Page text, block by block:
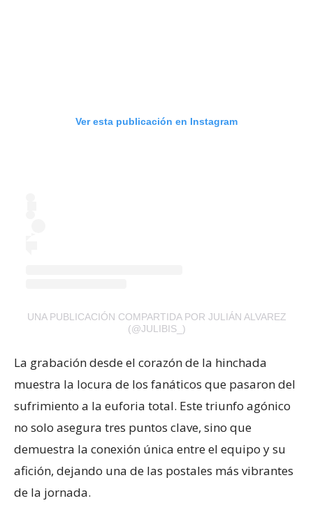
Ver esta publicación en Instagram
UNA PUBLICACIÓN COMPARTIDA POR JULIÁN ALVAREZ
(@JULIBIS_)
La grabación desde el corazón de la hinchada
muestra la locura de los fanáticos que pasaron del
sufrimiento a la euforia total. Este triunfo agónico
no solo asegura tres puntos clave, sino que
demuestra la conexión única entre el equipo y su
afición, dejando una de las postales más vibrantes
de la jornada.